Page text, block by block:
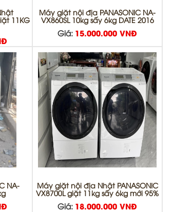
11KG
Máy giặt nội địa PANASONIC NA-
VX860SL 10kg sấy 6kg DATE 2016
Giá: 15.000.000 VNĐ
NA-
Máy giặt nội địa Nhật PANASONIC
VX8700L giặt 11kg sấy 6kg mới 95%
Giá: 18.000.000 VNĐ